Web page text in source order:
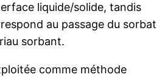
liquide/solide, tandis
au passage du sorbat
sorbant.
comme méthode